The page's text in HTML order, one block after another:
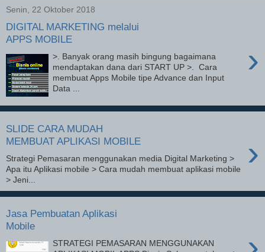
Senin, 22 Oktober 2018
DIGITAL MARKETING melalui
APPS MOBILE
›
>. Banyak orang masih bingung bagaimana
mendaptakan dana dari START UP >. Cara
membuat Apps Mobile tipe Advance dan Input
Data ...
SLIDE CARA MUDAH
MEMBUAT APLIKASI MOBILE
›
Strategi Pemasaran menggunakan media Digital Marketing >
Apa itu Aplikasi mobile > Cara mudah membuat aplikasi mobile
> Jeni...
Jasa Pembuatan Aplikasi
Mobile
STRATEGI PEMASARAN MENGGUNAKAN